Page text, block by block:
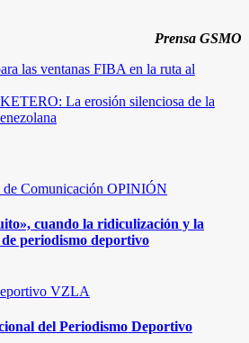
Prensa GSMO
las ventanas FIBA en la ruta al
La erosión silenciosa de la
Comunicación OPINIÓN
cuando la ridiculización y la
periodismo deportivo
VZLA
del Periodismo Deportivo